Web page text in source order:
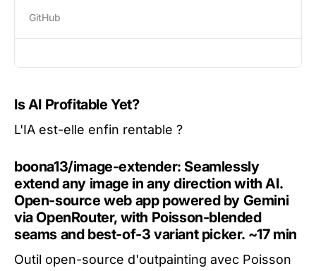
GitHub
Is AI Profitable Yet?
L'IA est-elle enfin rentable ?
boona13/image-extender: Seamlessly
extend any image in any direction with AI.
Open-source web app powered by Gemini
via OpenRouter, with Poisson-blended
seams and best-of-3 variant picker. ~17 min
Outil open-source d'outpainting avec Poisson